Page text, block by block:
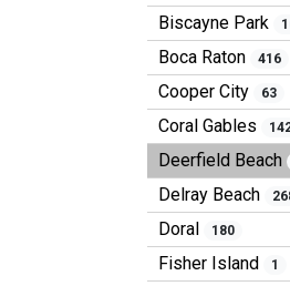
Biscayne Park
Boca Raton 416
Cooper City 63
Coral Gables
Deerfield Beach
Delray Beach
Doral 180
Fisher Island 1